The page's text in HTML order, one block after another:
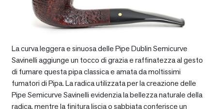
La curva leggera e sinuosa delle Pipe Dublin Semicurve
Savinelli aggiunge un tocco di grazia e raffinatezza al gesto
di fumare questa pipa classica e amata da moltissimi
fumatori di Pipa. La radica utilizzata per la creazione delle
Pipe Semicurve Savinelli evidenzia la bellezza naturale della
radica, mentre la finitura liscia o sabbiata conferisce un